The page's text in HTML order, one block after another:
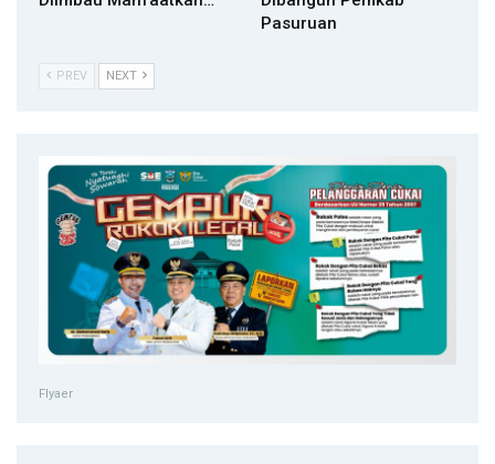
Pasuruan
PREV NEXT
Flyaer